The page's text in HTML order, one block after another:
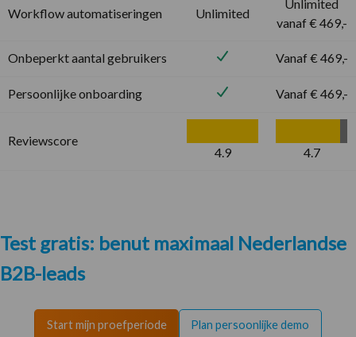
Workflow automatiseringen Unlimited
Unlimited
vanaf € 469,-
Onbeperkt aantal gebruikers Vanaf € 469,-
Persoonlijke onboarding Vanaf € 469,-
Reviewscore
4.9 4.7
Test gratis: benut maximaal Nederlandse
B2B-leads
Start mijn proefperiode Plan persoonlijke demo